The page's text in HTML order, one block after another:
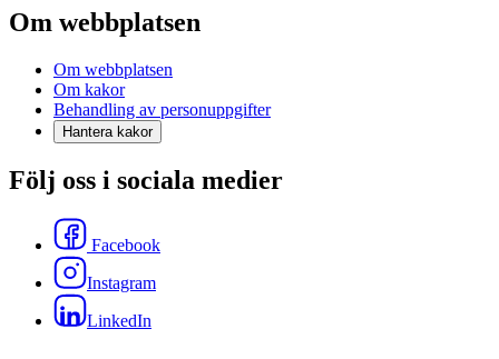
Om webbplatsen
Om webbplatsen
Om kakor
Behandling av personuppgifter
Hantera kakor
Följ oss i sociala medier
Facebook
Instagram
LinkedIn